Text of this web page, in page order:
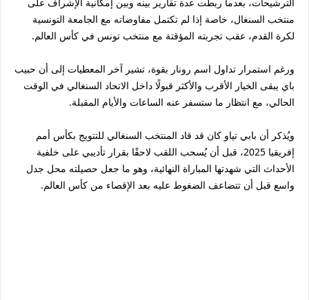
منتخب السنغال، خاصة إذا لم تكتمل مفاوضاته مع الجامعة التونسية
لكرة القدم، عقب تجربته المؤقتة مع منتخب تونس في كأس العالم.
ورغم استمرار تداول اسم رونار بقوة، تشير آخر المعطيات إلى أن حبيب
باي يبقى الخيار الأقرب والأكثر قبولًا داخل الاتحاد السنغالي في الوقت
الحالي، مع انتظار ما ستسفر عنه الساعات والأيام المقبلة.
ويُذكر أن بابي تياو كان قد قاد المنتخب السنغالي للتتويج بكأس أمم
إفريقيا 2025، قبل أن يُسحب اللقب لاحقًا بقرار تأديبي على خلفية
الأحداث التي شهدتها المباراة النهائية، وهو ما جعل حصيلته محل جدل
واسع قبل أن تتضاعف الضغوط عليه بعد الإقصاء من كأس العالم.